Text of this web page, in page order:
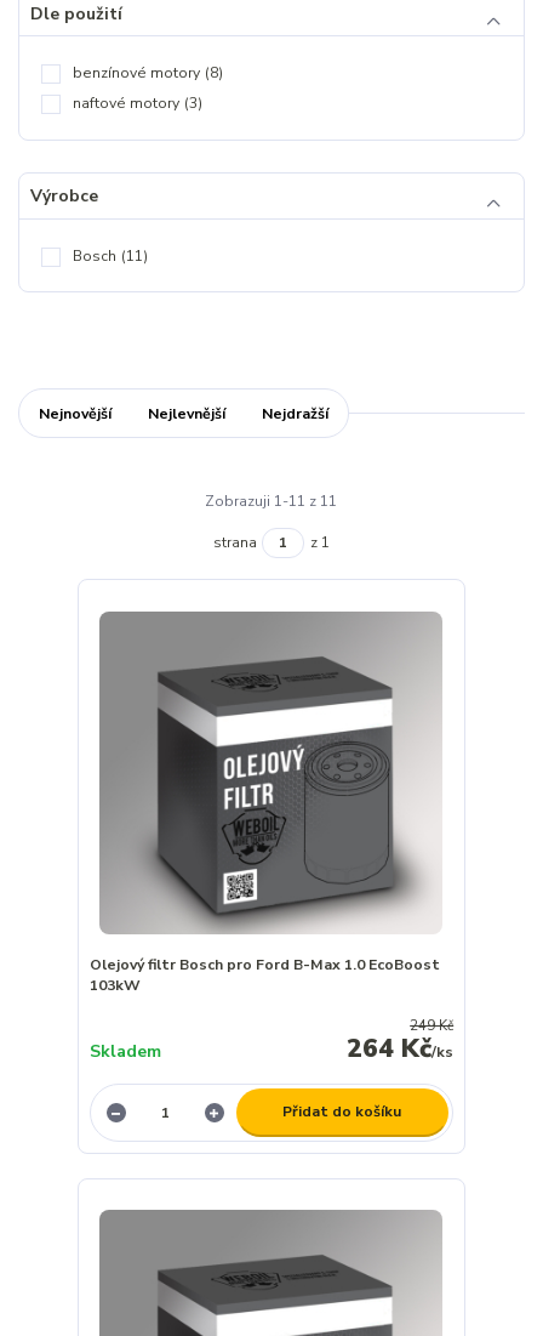
Dle použití
benzínové motory (8)
naftové motory (3)
Výrobce
Bosch (11)
Nejnovější Nejlevnější Nejdražší
Zobrazuji 1-11 z 11
strana z 1
Olejový filtr Bosch pro Ford B-Max 1.0 EcoBoost
103kW
249 Kč
264 Kč/ks
Skladem
Přidat do košíku